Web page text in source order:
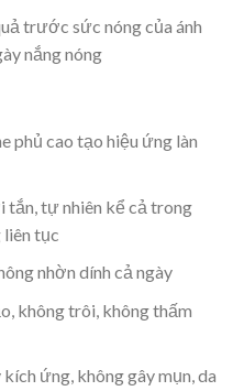
trước sức nóng của ánh
nắng nóng
phủ cao tạo hiệu ứng làn
tự nhiên kể cả trong
liên tục
nhờn dính cả ngày
không trôi, không thấm
ứng, không gây mụn, da